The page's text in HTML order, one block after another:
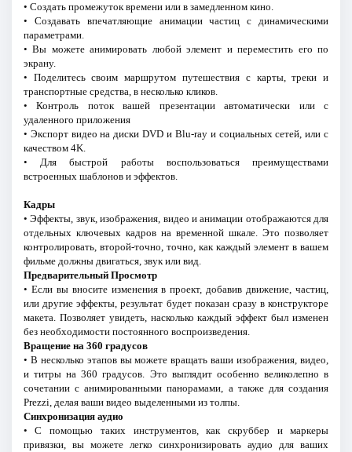
• Создать промежуток времени или в замедленном кино.
• Создавать впечатляющие анимации частиц с динамическими
параметрами.
• Вы можете анимировать любой элемент и переместить его по
экрану.
• Поделитесь своим маршрутом путешествия с карты, треки и
транспортные средства, в несколько кликов.
• Контроль поток вашей презентации автоматически или с
удаленного приложения
• Экспорт видео на диски DVD и Blu-ray и социальных сетей, или с
качеством 4K.
• Для быстрой работы воспользоваться преимуществами
встроенных шаблонов и эффектов.
Кадры
• Эффекты, звук, изображения, видео и анимации отображаются для
отдельных ключевых кадров на временной шкале. Это позволяет
контролировать, второй-точно, точно, как каждый элемент в вашем
фильме должны двигаться, звук или вид.
Предварительный Просмотр
• Если вы вносите изменения в проект, добавив движение, частиц,
или другие эффекты, результат будет показан сразу в конструкторе
макета. Позволяет увидеть, насколько каждый эффект был изменен
без необходимости постоянного воспроизведения.
Вращение на 360 градусов
• В несколько этапов вы можете вращать ваши изображения, видео,
и титры на 360 градусов. Это выглядит особенно великолепно в
сочетании с анимированными панорамами, а также для создания
Prezzi, делая ваши видео выделенными из толпы.
Синхронизация аудио
• С помощью таких инструментов, как скруббер и маркеры
привязки, вы можете легко синхронизировать аудио для ваших